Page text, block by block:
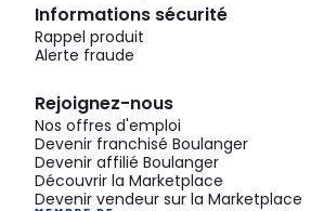
Informations sécurité
Rappel produit
Alerte fraude
Rejoignez-nous
Nos offres d'emploi
Devenir franchisé Boulanger
Devenir affilié Boulanger
Découvrir la Marketplace
Devenir vendeur sur la Marketplace